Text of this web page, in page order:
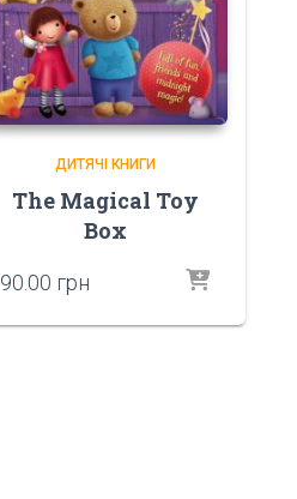
ДИТЯЧІ КНИГИ
The Magical Toy
Box
90.00 грн